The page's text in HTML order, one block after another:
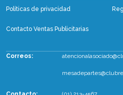
Políticas de privacidad
Contacto Ventas Publicitarias
Correos: